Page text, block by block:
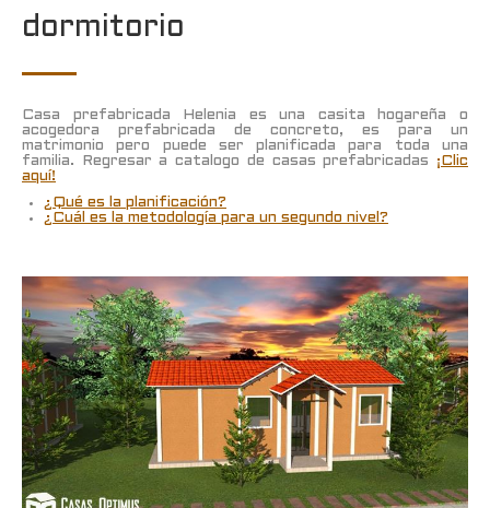
dormitorio
Casa prefabricada Helenia es una casita hogareña o
acogedora prefabricada de concreto, es para un
matrimonio pero puede ser planificada para toda una
familia. Regresar a catalogo de casas prefabricadas ¡Clic
aquí!
¿Qué es la planificación?
¿Cuál es la metodología para un segundo nivel?